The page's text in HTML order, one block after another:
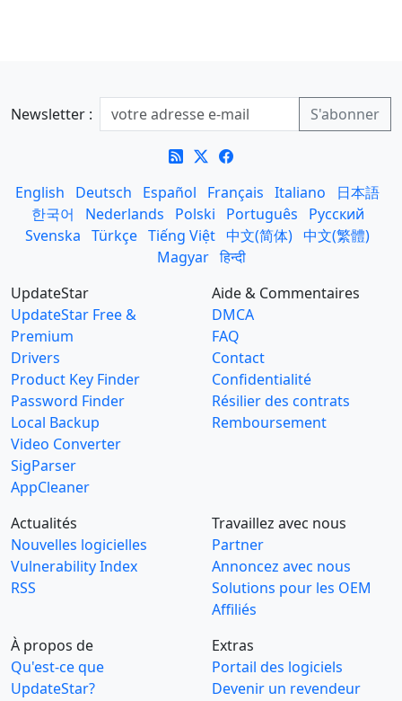
Newsletter :
English Deutsch Español Français Italiano
日本語
한국어
Nederlands Polski Português
Русский
Svenska Türkçe Tiếng Việt 中文(简体) 中文(繁體)
Magyar हिन्दी
UpdateStar
UpdateStar Free &
Premium
Drivers
Product Key Finder
Password Finder
Local Backup
Video Converter
SigParser
AppCleaner
Aide & Commentaires
DMCA
FAQ
Contact
Confidentialité
Résilier des contrats
Remboursement
Actualités
Nouvelles logicielles
Vulnerability Index
RSS
Travaillez avec nous
Partner
Annoncez avec nous
Solutions pour les OEM
Affiliés
À propos de
Qu'est-ce que
UpdateStar?
Extras
Portail des logiciels
Devenir un revendeur